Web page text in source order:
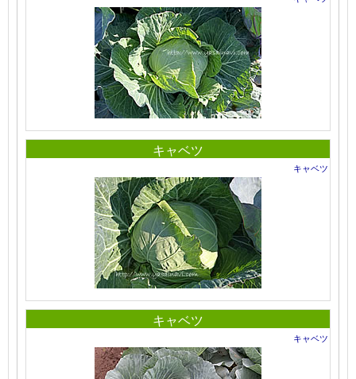
キャベツ
キャベツ
キャベツ
キャベツ